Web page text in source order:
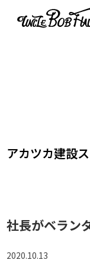
アカツカ建設
社長がベラン
2020.10.13